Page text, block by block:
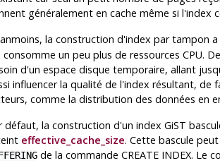
généralement en cache même si l'index
la construction d'index par tampon
consomme un peu plus de ressources CPU.
d'un espace disque temporaire, allant
influencer la qualité de l'index résultant,
comme la distribution des données en
défaut, la construction d'un index GiST
effective_cache_size. Cette bascule
de la commande CREATE INDEX. Le